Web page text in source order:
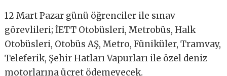
12 Mart Pazar günü öğrenciler ile sınav
görevlileri; İETT Otobüsleri, Metrobüs, Halk
Otobüsleri, Otobüs AŞ, Metro, Füniküler, Tramvay,
Teleferik, Şehir Hatları Vapurları ile özel deniz
motorlarına ücret ödemeyecek.